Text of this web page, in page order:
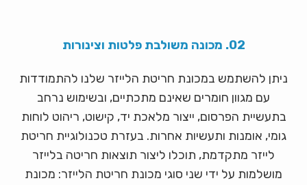
02. מכונה משולבת פלטות וצינורות
ניתן להשתמש במכונת חריטת הלייזר שלנו להתמודדות
עם מגוון חומרים שאינם מתכתיים, ובשימוש נרחב
בתעשיית הפרסום, ייצור מלאכת יד, קישוט, ריהוט לוחות
גומי, אומנות ותעשיות אחרות. בעזרת טכנולוגיית חריטת
לייזר מתקדמת, תוכלו ליצור תוצאות חריטה בלייזר
מושלמות על ידי שני סוגי מכונת חריטת הלייזר: מכונת